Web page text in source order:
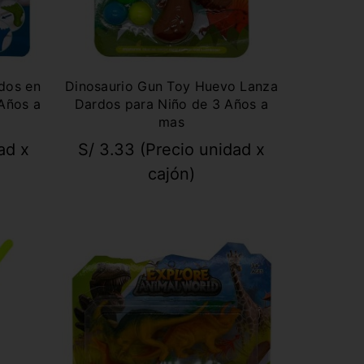
en
a
x
Dinosaurio Gun Toy Huevo Lanza
Dardos para Niño de 3 Años a
mas
S/ 3.33 (Precio unidad x
cajón)